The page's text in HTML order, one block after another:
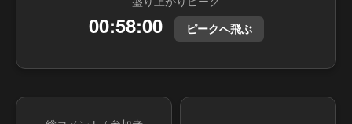
00:58:00 ピークへ飛ぶ